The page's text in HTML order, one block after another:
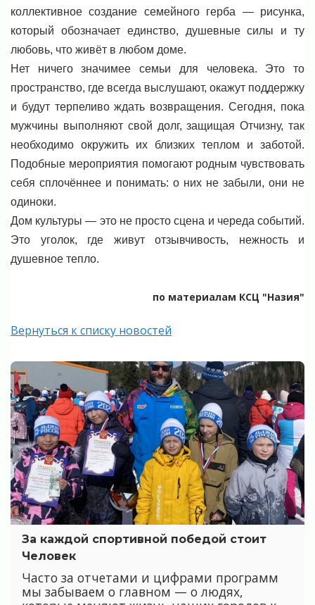
коллективное создание семейного герба — рисунка,
который обозначает единство, душевные силы и ту
любовь, что живёт в любом доме.
Нет ничего значимее семьи для человека. Это то
пространство, где всегда выслушают, окажут поддержку
и будут терпеливо ждать возвращения. Сегодня, пока
мужчины выполняют свой долг, защищая Отчизну, так
необходимо окружить их близких теплом и заботой.
Подобные мероприятия помогают родным чувствовать
себя сплочённее и понимать: о них не забыли, они не
одиноки.
Дом культуры — это не просто сцена и череда событий.
Это уголок, где живут отзывчивость, нежность и
душевное тепло.
по материалам КСЦ "Назия"
Вернуться к списку новостей
За каждой спортивной победой стоит
Человек
Часто за отчетами и цифрами программ
мы забываем о главном — о людях,